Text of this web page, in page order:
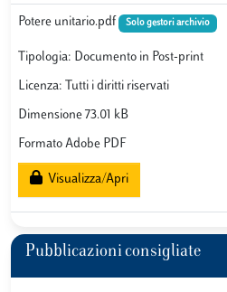
Potere unitario.pdf Solo gestori archivio
Tipologia: Documento in Post-print
Licenza: Tutti i diritti riservati
Dimensione 73.01 kB
Formato Adobe PDF
Visualizza/Apri
Pubblicazioni consigliate